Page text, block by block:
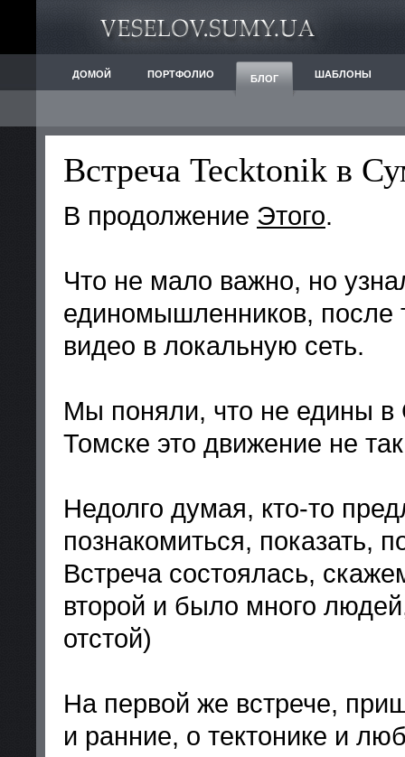
ДОМОЙ ПОРТФОЛИО БЛОГ ШАБЛОНЫ
Встреча Tecktonik в
В продолжение Этого.
Что не мало важно, но
единомышленников, после
видео в локальную сеть.
Мы поняли, что не едины в
Томске это движение не
Недолго думая, кто-то
познакомиться, показать,
Встреча состоялась,
второй и было много
отстой)
На первой же встрече,
и ранние, о тектонике и